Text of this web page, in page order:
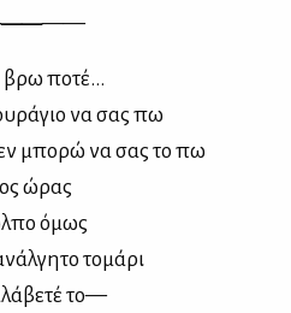
————
βρω πο­τέ…
να σας πω
μπο­ρώ να σας το πω
ώρας
όμως
το­μά­ρι
το—